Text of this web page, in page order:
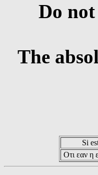
Do
The
Si
Οτι εαν η